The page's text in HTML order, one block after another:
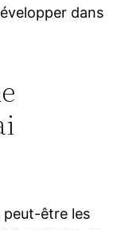
dans
être les